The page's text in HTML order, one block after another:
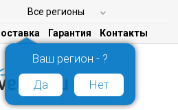
Все регионы
Ваш регион - ?
Да
Нет
Гарантия Контакты